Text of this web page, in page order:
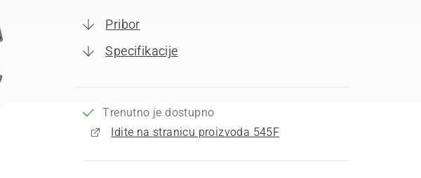
Pribor
Specifikacije
Trenutno je dostupno
Idite na stranicu proizvoda 545F